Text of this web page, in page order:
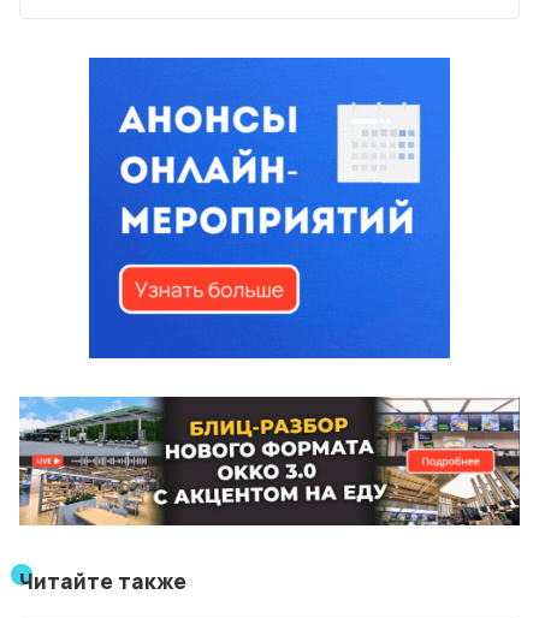
Читайте также